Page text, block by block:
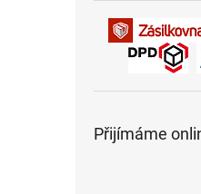
Přijímáme